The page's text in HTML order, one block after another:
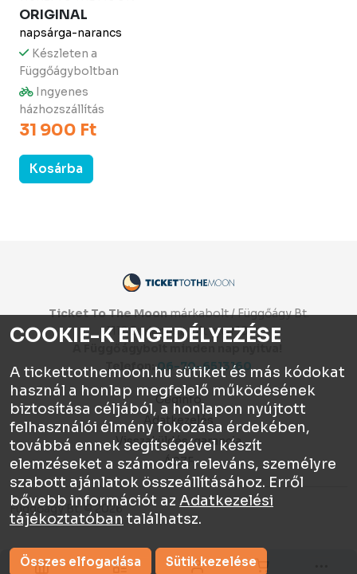
ORIGINAL
napsárga-narancs
Készleten a
Függőágyboltban
Ingyenes
házhozszállítás
31 900 Ft
Kosárba
Ticket To The Moonmárkabolt / Függőágy Bt.
1112 Budapest, Olt utca 10.
Telefon:06-70-6513160
Céginfo
Adatkezelés
Visszaküldés, garancia
ÁSZF
Függőágy Bt. © 2026
COOKIE-K ENGEDÉLYEZÉSE
A tickettothemoon.hu sütiket és más kódokat
használ a honlap megfelelő működésének
biztosítása céljából, a honlapon nyújtott
felhasználói élmény fokozása érdekében,
továbbá ennek segítségével készít
elemzéseket a számodra releváns, személyre
szabott ajánlatok összeállításához. Erről
bővebb információt az Adatkezelési
tájékoztatóban találhatsz.
Összes elfogadása Sütik kezelése